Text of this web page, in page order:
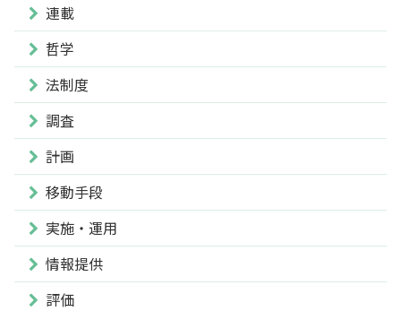
連載
哲学
法制度
調査
計画
移動手段
実施・運用
情報提供
評価